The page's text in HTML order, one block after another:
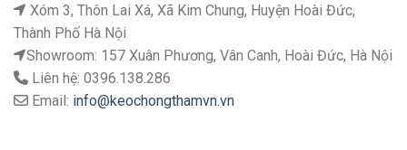
Xóm 3, Thôn Lai Xá, Xã Kim Chung, Huyện Hoài Đức,
Thành Phố Hà Nội
Showroom: 157 Xuân Phương, Vân Canh, Hoài Đức, Hà Nội
Liên hệ: 0396.138.286
Email: info@keochongthamvn.vn